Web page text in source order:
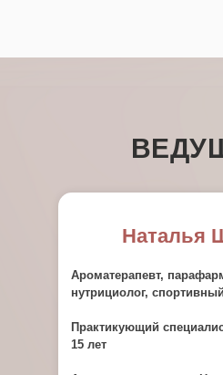
Наталья
Ароматерапевт,
нутрициолог,
Практикующий
15 лет